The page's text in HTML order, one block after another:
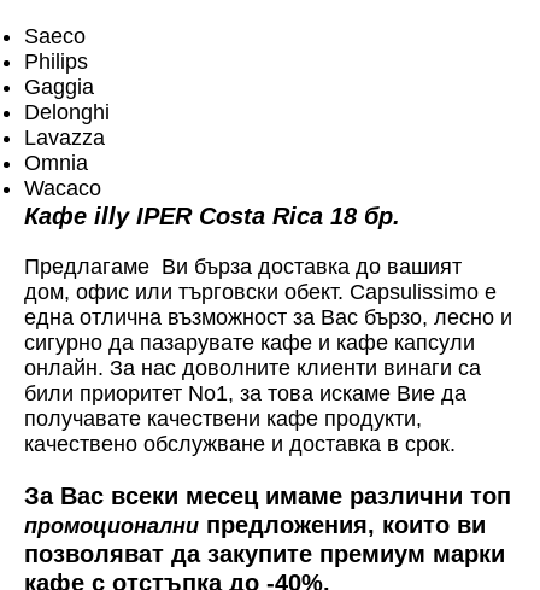
Saeco
Philips
Gaggia
Delonghi
Lavazza
Omnia
Wacaco
Кафе illy IPER Costa Rica 18 бр.
Предлагаме Ви бърза доставка до вашият
дом, офис или търговски обект. Capsulissimo е
една отлична възможност за Вас бързо, лесно и
сигурно да пазарувате кафе и кафе капсули
онлайн. За нас доволните клиенти винаги са
били приоритет No1, за това искаме Вие да
получавате качествени кафе продукти,
качествено обслужване и доставка в срок.
За Вас всеки месец имаме различни топ
промоционални предложения, които ви
позволяват да закупите премиум марки
кафе с отстъпка до -40%.